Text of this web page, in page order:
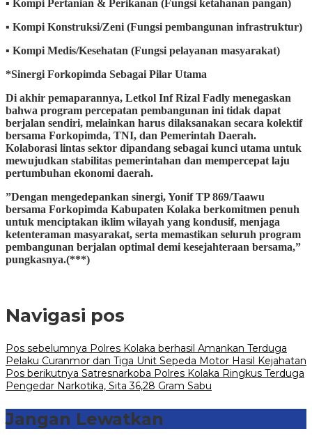
▪︎ ​Kompi Pertanian & Perikanan (Fungsi ketahanan pangan)
▪︎ ​Kompi Konstruksi/Zeni (Fungsi pembangunan infrastruktur)
▪︎ Kompi Medis/Kesehatan (Fungsi pelayanan masyarakat)
*Sinergi Forkopimda Sebagai Pilar Utama
​Di akhir pemaparannya, Letkol Inf Rizal Fadly menegaskan
bahwa program percepatan pembangunan ini tidak dapat
berjalan sendiri, melainkan harus dilaksanakan secara kolektif
bersama Forkopimda, TNI, dan Pemerintah Daerah.
Kolaborasi lintas sektor dipandang sebagai kunci utama untuk
mewujudkan stabilitas pemerintahan dan mempercepat laju
pertumbuhan ekonomi daerah.
​”Dengan mengedepankan sinergi, Yonif TP 869/Taawu
bersama Forkopimda Kabupaten Kolaka berkomitmen penuh
untuk menciptakan iklim wilayah yang kondusif, menjaga
ketenteraman masyarakat, serta memastikan seluruh program
pembangunan berjalan optimal demi kesejahteraan bersama,”
pungkasnya.(***)
Navigasi pos
Pos sebelumnya Polres Kolaka berhasil Amankan Terduga
Pelaku Curanmor dan Tiga Unit Sepeda Motor Hasil Kejahatan
Pos berikutnya Satresnarkoba Polres Kolaka Ringkus Terduga
Pengedar Narkotika, Sita 36,28 Gram Sabu
Jangan Lewatkan